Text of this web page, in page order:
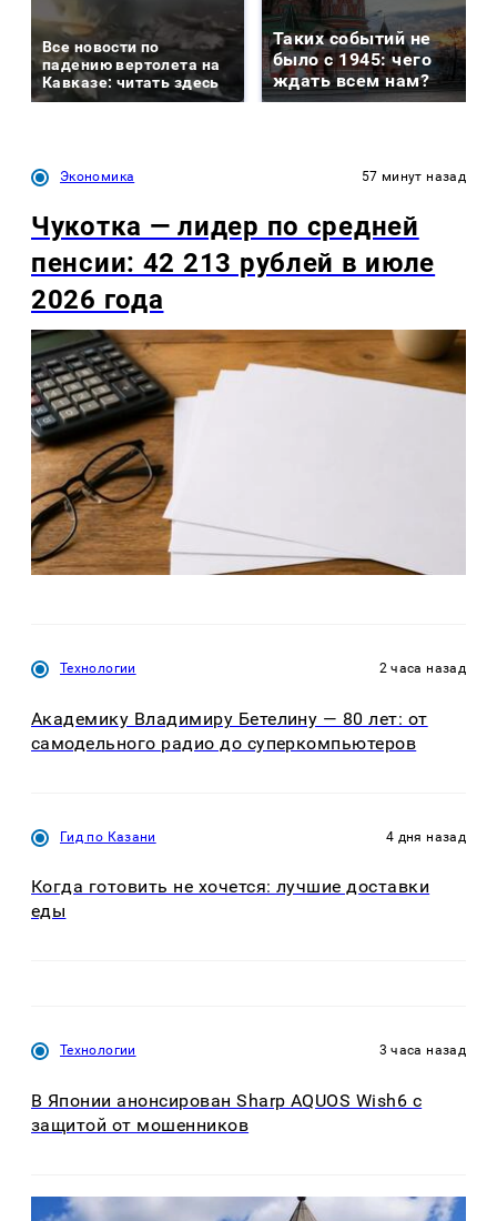
Все новости по
падению вертолета на
Кавказе: читать здесь
Таких событий не
было с 1945: чего
ждать всем нам?
Экономика 57 минут назад
Чукотка — лидер по средней
пенсии: 42 213 рублей в июле
2026 года
Технологии 2 часа назад
Академику Владимиру Бетелину — 80 лет: от
самодельного радио до суперкомпьютеров
Гид по Казани 4 дня назад
Когда готовить не хочется: лучшие доставки
еды
Технологии 3 часа назад
В Японии анонсирован Sharp AQUOS Wish6 с
защитой от мошенников